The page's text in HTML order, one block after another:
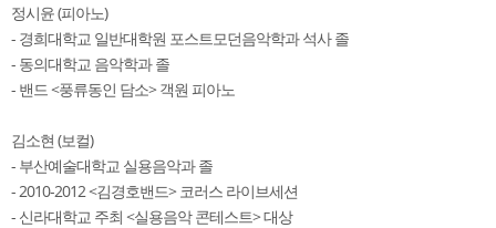
정시윤 (피아노)
- 경희대학교 일반대학원 포스트모던음악학과 석사 졸
- 동의대학교 음악학과 졸
- 밴드 <풍류동인 담소> 객원 피아노
김소현 (보컬)
- 부산예술대학교 실용음악과 졸
- 2010-2012 <김경호밴드> 코러스 라이브세션
- 신라대학교 주최 <실용음악 콘테스트> 대상